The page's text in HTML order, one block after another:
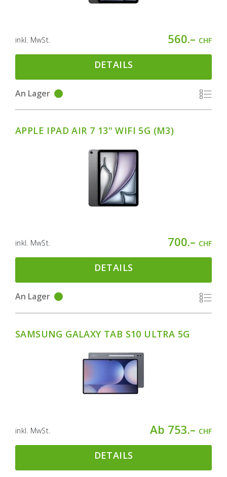
inkl. MwSt. 560.– CHF
DETAILS
An Lager
APPLE IPAD AIR 7 13" WIFI 5G (M3)
inkl. MwSt. 700.– CHF
DETAILS
An Lager
SAMSUNG GALAXY TAB S10 ULTRA 5G
inkl. MwSt. Ab 753.– CHF
DETAILS